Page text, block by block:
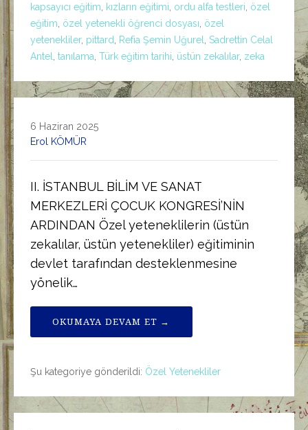
kapsayıcı eğitim kızların eğitimi ordu alfa testleri özel
eğitim özel yetenekli öğrenci dosyası özel
yetenekliler, pittard Refia Şemin Uğurel
Sadrettin Celal
Antel tanılama Türk eğitim tarihi üstün zekalılar, zeka
6 Haziran 2025
Erol KÖMÜR
II. İSTANBUL BİLİM VE SANAT
MERKEZLERİ ÇOCUK KONGRESİ’NİN
ARDINDAN Özel yeteneklilerin (üstün
zekalılar, üstün yetenekliler) eğitiminin
devlet tarafından desteklenmesine
yönelik…
OKUMAYA DEVAM ET →
Şu kategoriye gönderildi: Özel Yetenekliler